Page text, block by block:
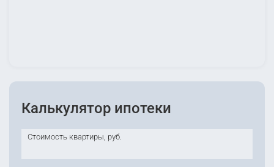
Калькулятор ипотеки
Стоимость квартиры, руб.